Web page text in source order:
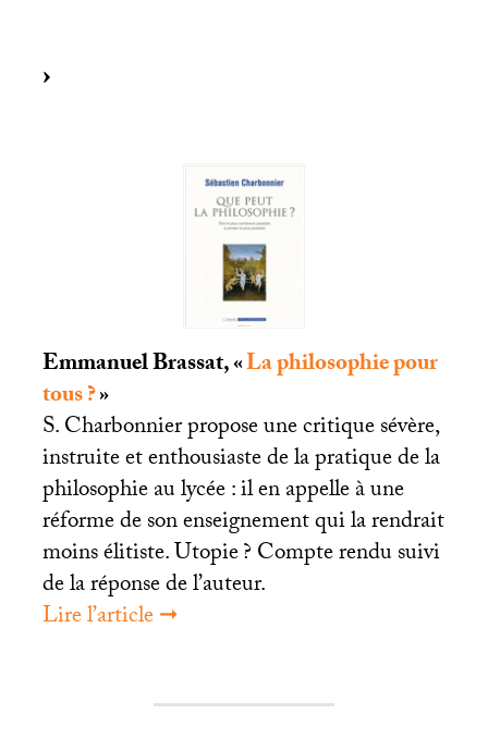
Emmanuel Brassat, «La philosophie pour
tous?»
S. Charbonnier propose une critique sévère,
instruite et enthousiaste de la pratique de la
philosophie au lycée : il en appelle à une
réforme de son enseignement qui la rendrait
moins élitiste. Utopie? Compte rendu suivi
de la réponse de l’auteur.
Lire l’article ➞